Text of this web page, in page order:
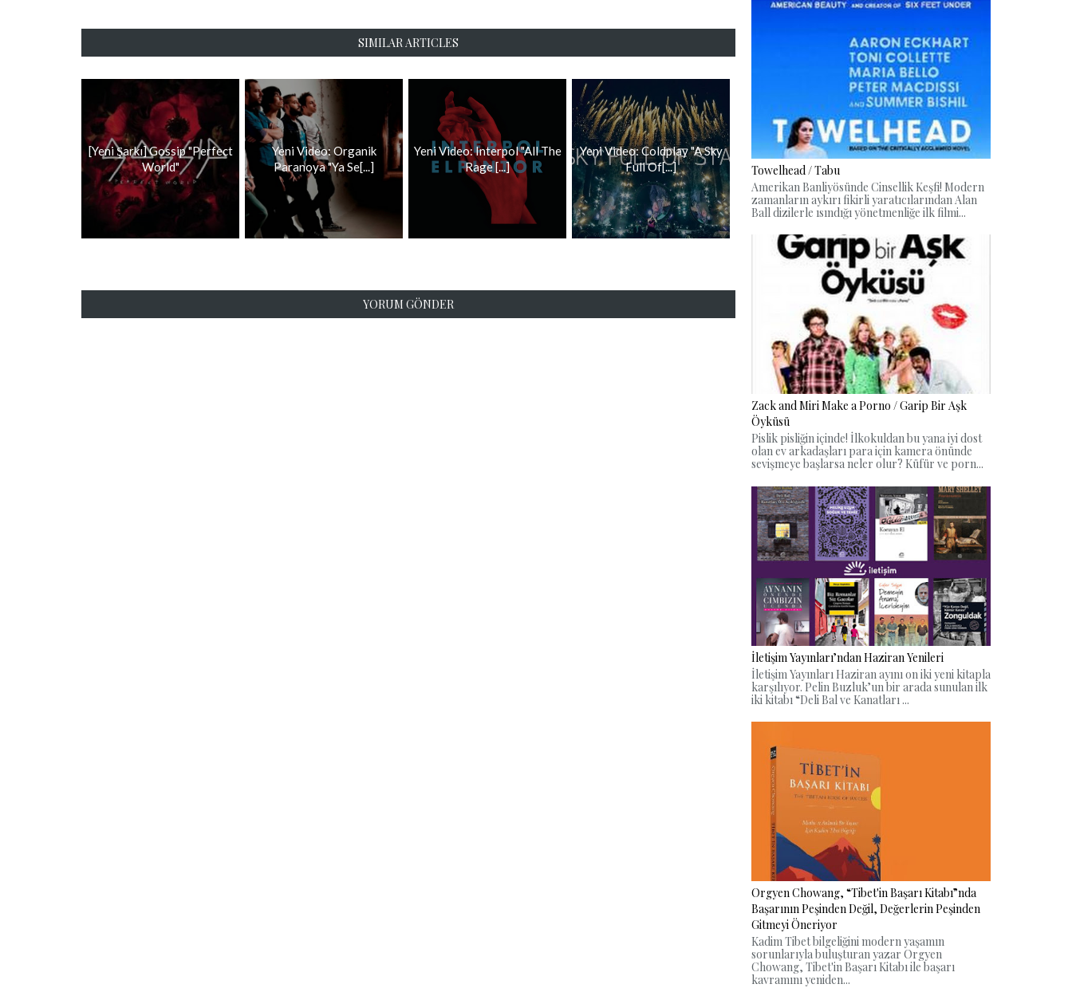
SIMILAR ARTICLES
[Yeni Şarkı] Gossip "Perfect
World"
Yeni Video: Organik
Paranoya "Ya Se[...]
Yeni Video: Interpol "All The
Rage [...]
Yeni Video: Coldplay "A Sky
Full Of[...]
YORUM GÖNDER
Towelhead / Tabu
Amerikan Banliyösünde Cinsellik Keşfi! Modern
zamanların aykırı fikirli yaratıcılarından Alan
Ball dizilerle ısındığı yönetmenliğe ilk filmi...
Zack and Miri Make a Porno / Garip Bir Aşk
Öyküsü
Pislik pisliğin içinde! İlkokuldan bu yana iyi dost
olan ev arkadaşları para için kamera önünde
sevişmeye başlarsa neler olur? Küfür ve porn...
İletişim Yayınları’ndan Haziran Yenileri
İletişim Yayınları Haziran ayını on iki yeni kitapla
karşılıyor. Pelin Buzluk’un bir arada sunulan ilk
iki kitabı “Deli Bal ve Kanatları ...
Orgyen Chowang, “Tibet'in Başarı Kitabı”nda
Başarının Peşinden Değil, Değerlerin Peşinden
Gitmeyi Öneriyor
Kadim Tibet bilgeliğini modern yaşamın
sorunlarıyla buluşturan yazar Orgyen
Chowang, Tibet'in Başarı Kitabı ile başarı
kavramını yeniden...